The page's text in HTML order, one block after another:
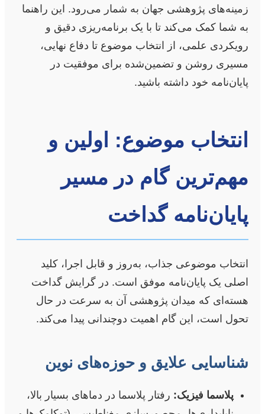
زمینه‌های پژوهشی جهان به شمار می‌رود. این راهنما
به شما کمک می‌کند تا با یک برنامه‌ریزی دقیق و
رویکردی علمی، از انتخاب موضوع تا دفاع نهایی،
مسیری روشن و تضمین‌شده برای موفقیت در
پایان‌نامه خود داشته باشید.
انتخاب موضوع: اولین و
مهم‌ترین گام در مسیر
پایان‌نامه گداخت
انتخاب موضوعی جذاب، به‌روز و قابل اجرا، کلید
اصلی یک پایان‌نامه موفق است. در گرایش گداخت
هسته‌ای که میدان پژوهشی آن به سرعت در حال
تحول است، این گام اهمیت دوچندانی پیدا می‌کند.
شناسایی علایق و حوزه‌های نوین
پلاسما فیزیک: رفتار پلاسما در دماهای بسیار بالا،